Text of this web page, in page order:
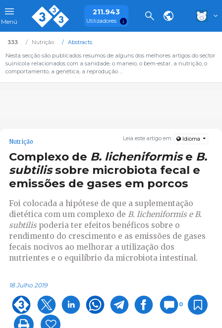
Menú
211.943
Utilizadores
333 Nutrição
Abstracts
Nesta secção são publicados resumos de alguns dos melhores artigos do sector
suinícola relacionados com a sanidade, o maneio, o bem-estar, a nutrição, o
comportamento, a genética, a reprodução …
Leia este artigo em: Idioma
Nutrição
Complexo de B. licheniformise B.
subtilissobre microbiota fecal e
emissões de gases em porcos
Foi colocada a hipótese de que a suplementação
dietética com um complexo de B. licheniformis e B.
subtilispoderia ter efeitos benéficos sobre o
rendimento do crescimento e as emissões de gases
fecais nocivos ao melhorar a utilização dos
nutrientes e o equilíbrio da microbiota intestinal.
18 Julho 2019
0